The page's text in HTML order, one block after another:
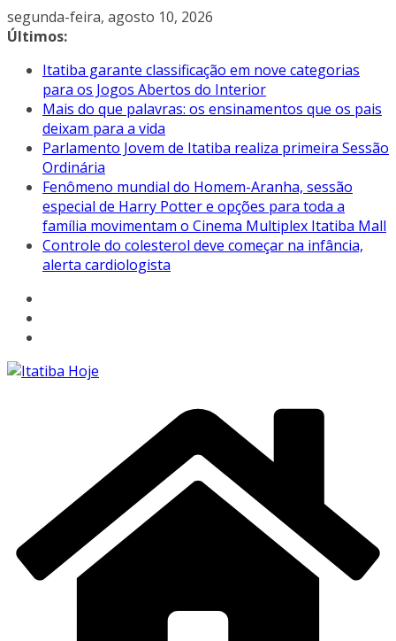
Pular
para
conteúdo
segunda-feira, agosto 10, 2026
Últimos:
Itatiba garante classificação em nove categorias
para os Jogos Abertos do Interior
Mais do que palavras: os ensinamentos que os pais
deixam para a vida
Parlamento Jovem de Itatiba realiza primeira Sessão
Ordinária
Fenômeno mundial do Homem-Aranha, sessão
especial de Harry Potter e opções para toda a
família movimentam o Cinema Multiplex Itatiba Mall
Controle do colesterol deve começar na infância,
alerta cardiologista